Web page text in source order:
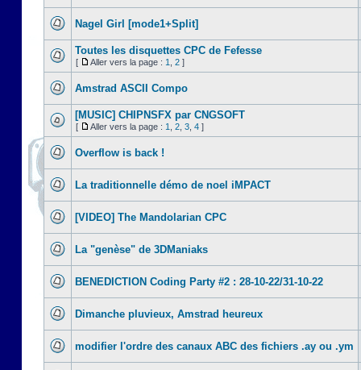
Nagel Girl [mode1+Split]
Toutes les disquettes CPC de Fefesse
[ Aller vers la page : 1 2 ]
Amstrad ASCII Compo
[MUSIC] CHIPNSFX par CNGSOFT
[ Aller vers la page : 1 2 3 4 ]
Overflow is back !
La traditionnelle démo de noel iMPACT
[VIDEO] The Mandolarian CPC
La "genèse" de 3DManiaks
BENEDICTION Coding Party #2 : 28-10-22/31-10-22
Dimanche pluvieux, Amstrad heureux
modifier l'ordre des canaux ABC des fichiers .ay ou .ym